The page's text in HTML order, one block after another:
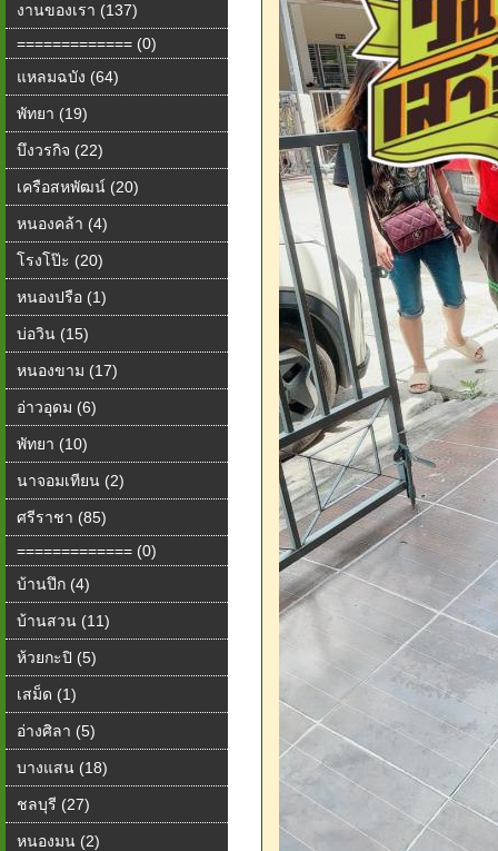
งานของเรา (137)
============= (0)
แหลมฉบัง (64)
พัทยา (19)
บึงวรกิจ (22)
เครือสหพัฒน์ (20)
หนองคล้า (4)
โรงโป๊ะ (20)
หนองปรือ (1)
บ่อวิน (15)
หนองขาม (17)
อ่าวอุดม (6)
พัทยา (10)
นาจอมเทียน (2)
ศรีราชา (85)
============= (0)
บ้านปึก (4)
บ้านสวน (11)
ห้วยกะปิ (5)
เสม็ด (1)
อ่างศิลา (5)
บางแสน (18)
ชลบุรี (27)
หนองมน (2)